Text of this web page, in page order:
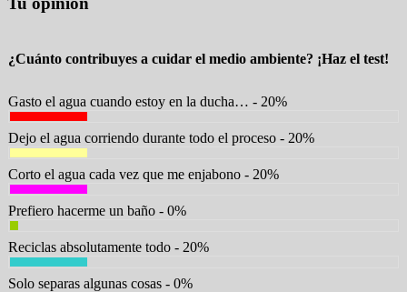
¿Cuánto contribuyes a cuidar el medio ambiente? ¡Haz el test!
Gasto el agua cuando estoy en la ducha… - 20%
Dejo el agua corriendo durante todo el proceso - 20%
Corto el agua cada vez que me enjabono - 20%
Prefiero hacerme un baño - 0%
Reciclas absolutamente todo - 20%
Solo separas algunas cosas - 0%